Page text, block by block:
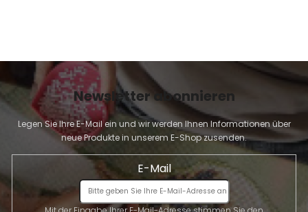
Newsletter abonnieren
Legen Sie Ihre E-Mail ein und wir werden Ihnen Informationen über
neue Produkte in unserem E-Shop zusenden.
E-Mail